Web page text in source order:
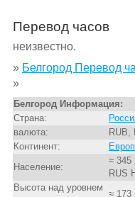
Перевод часов
неизвестно.
» Белгород Перевод
»
Белгород Информация:
Страна:
валюта:
RUB,
Континент:
Население:
≈ 345
RUS
Высота над уровнем
≈ 173